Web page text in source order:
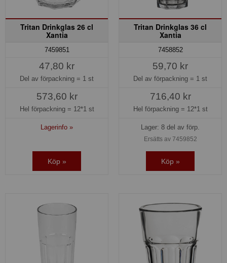
Tritan Drinkglas 26 cl
Xantia
7459851
47,80 kr
Del av förpackning = 1 st
573,60 kr
Hel förpackning = 12*1 st
Lagerinfo »
Köp »
Tritan Drinkglas 36 cl
Xantia
7458852
59,70 kr
Del av förpackning = 1 st
716,40 kr
Hel förpackning = 12*1 st
Lager: 8 del av förp.
Ersätts av 7459852
Köp »